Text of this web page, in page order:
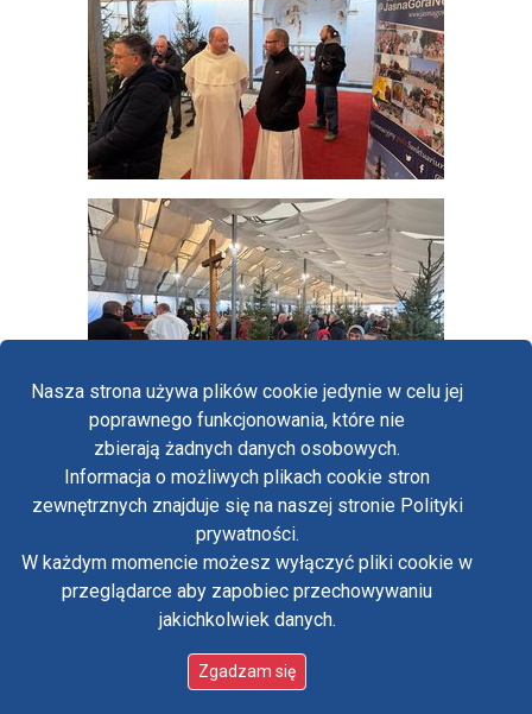
Nasza strona używa plików cookie jedynie w celu jej
poprawnego funkcjonowania, które nie
zbierają żadnych danych osobowych.
Informacja o możliwych plikach cookie stron
zewnętrznych znajduje się na naszej stronie Polityki
prywatności.
W każdym momencie możesz wyłączyć pliki cookie w
przeglądarce aby zapobiec przechowywaniu
jakichkolwiek danych.
Zgadzam się
Copyright © Biuro Prasowe Jasnej Góry 2026
ordigital.pl
Polityka prywatności
Oświadczenie o dostępności
Standardy ochrony małoletnich w klasztorze OO.
Paulinów na Jasnej Górze